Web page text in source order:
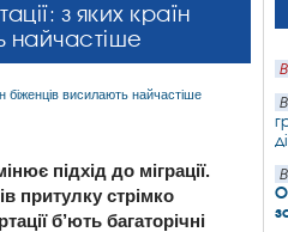
з яких країн
найчастіше
підхід до міграції.
притулку стрімко
б’ють багаторічні